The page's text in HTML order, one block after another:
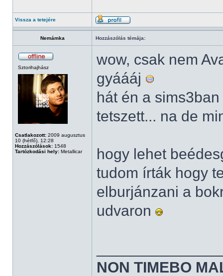
Vissza a tetejére
Nemámka Hozzászólás témája:
Sztorihajhász
Csatlakozott: 2009 augusztus
10 (hétfő), 12:28
Hozzászólások: 1548
Tartózkodási hely: Metallicar
wow, csak nem
gyáááj
hát én a
tetszett... na de
hogy lehet
tudom írták hogy
elburjánzani a
udvaron
NON TIMEBO